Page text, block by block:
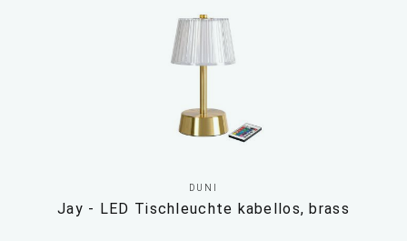
DUNI
Jay - LED Tischleuchte kabellos, brass